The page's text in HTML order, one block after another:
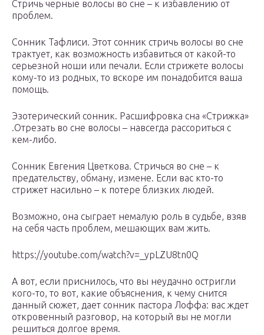
Стричь черные волосы во сне – к избавлению от
проблем.
Сонник Тафлиси. Этот сонник стричь волосы во сне
трактует, как возможность избавиться от какой-то
серьезной ноши или печали. Если стрижете волосы
кому-то из родных, то вскоре им понадобится ваша
помощь.
Эзотерический сонник. Расшифровка сна «Стрижка»
.Отрезать во сне волосы – навсегда рассориться с
кем-либо.
Сонник Евгения Цветкова. Стричься во сне – к
предательству, обману, измене. Если вас кто-то
стрижет насильно – к потере близких людей.
Возможно, она сыграет немалую роль в судьбе, взяв
на себя часть проблем, мешающих вам жить.
https://youtube.com/watch?v=_ypLZU8tn0Q
А вот, если приснилось, что вы неудачно остригли
кого-то, то вот, какие объяснения, к чему снится
данный сюжет, дает сонник пастора Лоффа: вас ждет
откровенный разговор, на который вы не могли
решиться долгое время.